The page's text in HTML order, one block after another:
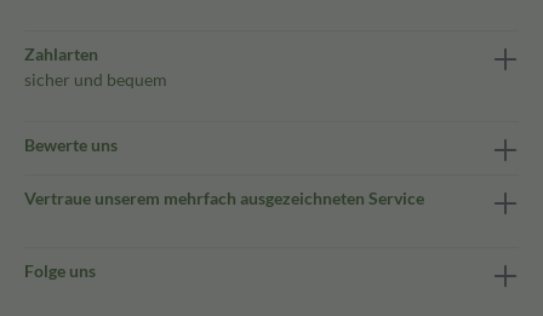
Zahlarten
sicher und bequem
Bewerte uns
Vertraue unserem mehrfach ausgezeichneten Service
Folge uns